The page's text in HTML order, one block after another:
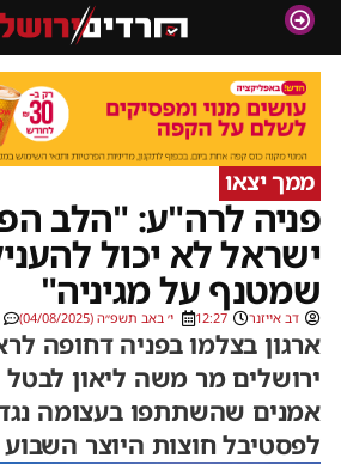
ממך יצאו
פניה לרה"ע: "הלב
ישראל לא יכול
שמטנף על מגיניה"
דב אייזנר 12:27 י׳ באב תשפ״ה (04/08/2025)
ארגון בצלמו בפניה דחופה
ירושלים מר משה ליאון
אמנים שהשתתפו בעצומה
לפסטיבל חוצות היוצר השבוע